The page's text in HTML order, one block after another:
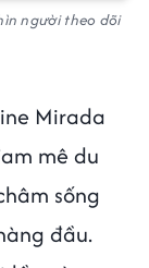
người theo dõi
Mirada
mê du
sống
đầu.